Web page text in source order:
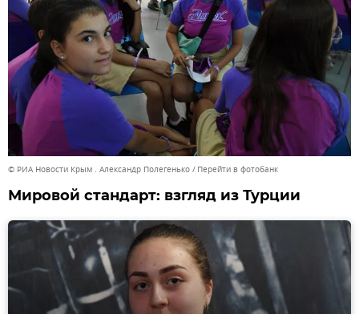
© РИА Новости Крым . Александр Полегенько Перейти в фотобанк
Мировой стандарт: взгляд из Турции